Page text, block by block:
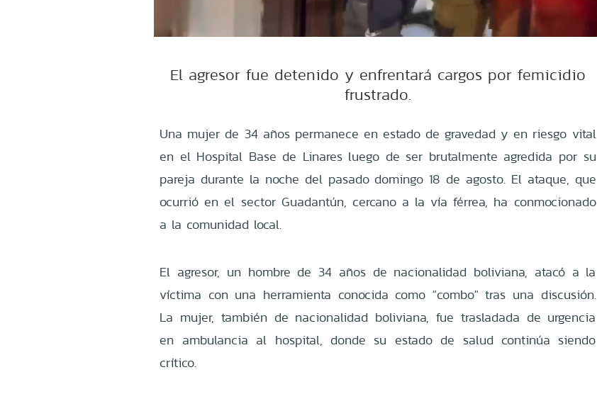
El agresor fue detenido y enfrentará cargos por femicidio
frustrado.
Una mujer de 34 años permanece en estado de gravedad y en riesgo vital
en el Hospital Base de Linares luego de ser brutalmente agredida por su
pareja durante la noche del pasado domingo 18 de agosto. El ataque, que
ocurrió en el sector Guadantún, cercano a la vía férrea, ha conmocionado
a la comunidad local.
El agresor, un hombre de 34 años de nacionalidad boliviana, atacó a la
víctima con una herramienta conocida como "combo" tras una discusión.
La mujer, también de nacionalidad boliviana, fue trasladada de urgencia
en ambulancia al hospital, donde su estado de salud continúa siendo
crítico.